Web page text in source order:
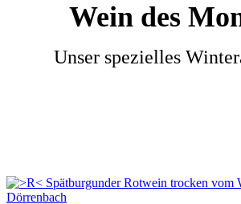
Wein des
Unser spezielles